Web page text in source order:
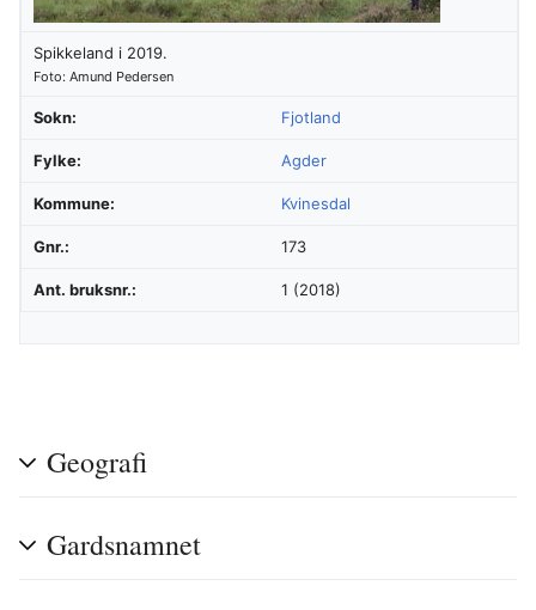
Spikkeland i 2019.
Foto: Amund Pedersen
Sokn: Fjotland
Fylke: Agder
Kommune: Kvinesdal
Gnr.: 173
Ant. bruksnr.: 1 (2018)
Geografi
Gardsnamnet